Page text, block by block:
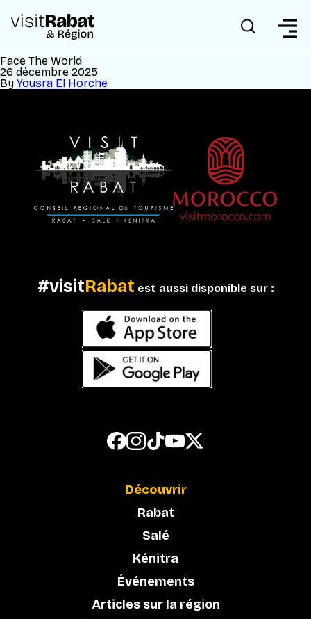
Face The World
26 décembre 2025
By Yousra El Horche
#visitRabat est aussi disponible sur :
Découvrir
Rabat
Salé
Kénitra
Événements
Articles sur la région